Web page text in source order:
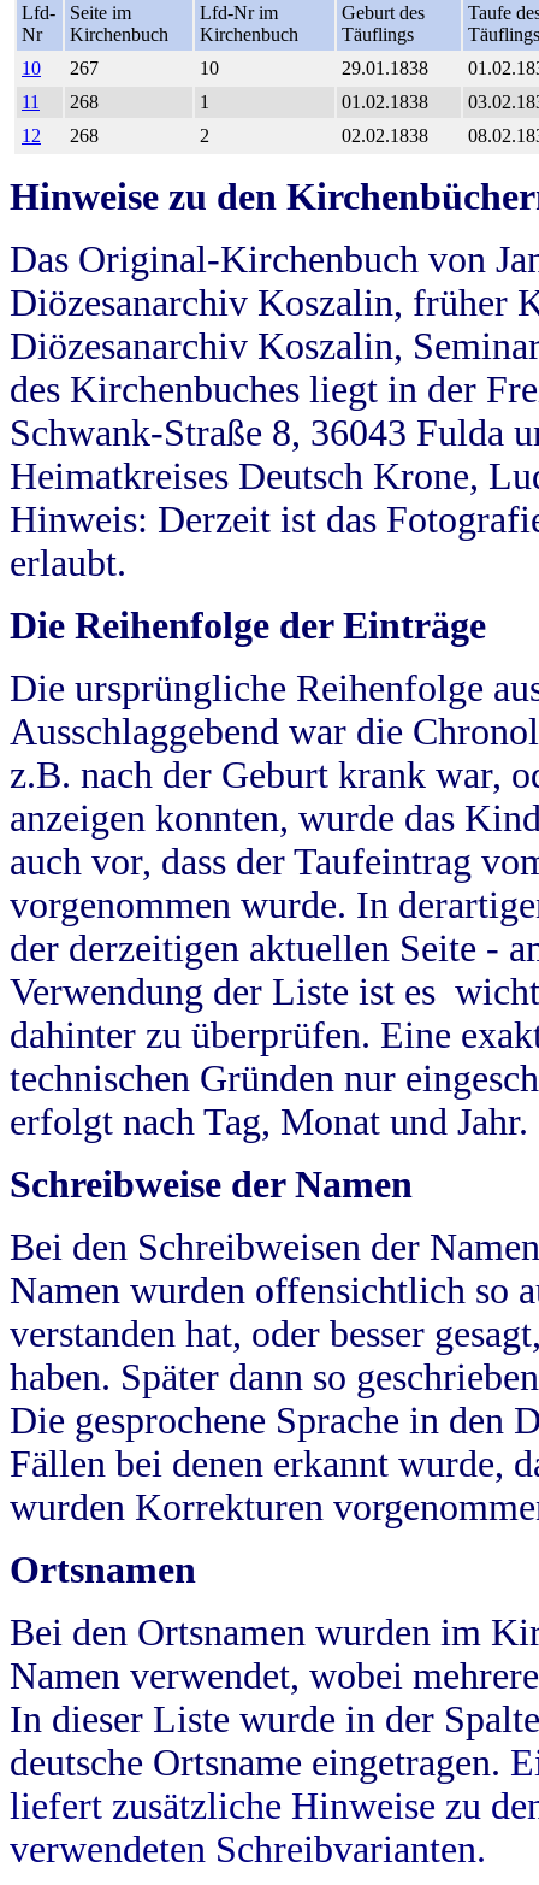
Lfd-
Nr
Seite im
Kirchenbuch
Lfd-Nr im
Kirchenbuch
Geburt des
Täuflings
Taufe
Täuflings
10
267 10 29.01.1838
11
268 1 01.02.1838
12
268 2 02.02.1838
Hinweise zu den
Das Original-Kirchenbuch von
Diözesanarchiv Koszalin, früher
Diözesanarchiv Koszalin,
des Kirchenbuches liegt in der
Schwank-Straße 8, 36043 Fulda
Heimatkreises Deutsch Krone,
Hinweis: Derzeit ist das
erlaubt.
Die Reihenfolge der Einträge
Die ursprüngliche Reihenfolge
Ausschlaggebend war die
z.B. nach der Geburt krank war,
anzeigen konnten, wurde das
auch vor, dass der Taufeintrag
vorgenommen wurde. In
der derzeitigen aktuellen Seite -
Verwendung der Liste ist es
dahinter zu überprüfen. Eine
technischen Gründen nur
erfolgt nach Tag, Monat und Jahr.
Schreibweise der Namen
Bei den Schreibweisen der
Namen wurden offensichtlich so
verstanden hat, oder besser
haben. Später dann so
Die gesprochene Sprache in
Fällen bei denen erkannt wurde,
wurden Korrekturen
Ortsnamen
Bei den Ortsnamen wurden im
Namen verwendet, wobei
In dieser Liste wurde in der
deutsche Ortsname eingetragen.
liefert zusätzliche Hinweise zu
verwendeten Schreibvarianten.